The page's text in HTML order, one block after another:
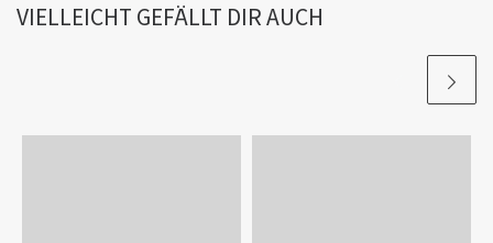
VIELLEICHT GEFÄLLT DIR AUCH